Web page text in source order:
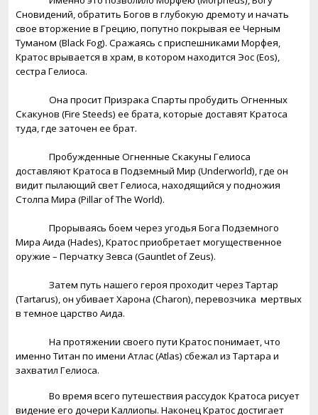
Сновидений, обратить Богов в глубокую дремоту и начать
свое вторжение в Грецию, попутно покрывая ее Черным
Туманом (BlackFog). Сражаясь с приспешниками Морфея,
Кратос врывается в храм, в котором находится Эос (Eos),
сестра Гелиоса.
Она просит Призрака Спарты пробудить Огненных
Скакунов (Fire Steeds) ее брата, которые доставят Кратоса
туда, где заточен ее брат.
Пробужденные Огненные Скакуны Гелиоса
доставляют Кратоса в Подземный Мир (Underworld), где он
видит пылающий свет Гелиоса, находящийся у подножия
Столпа Мира (PillarofThe World).
Прорываясь боем через угодья Бога Подземного
Мира Аида (Hades), Кратос приобретает могущественное
оружие – Перчатку Зевса (Gauntletof Zeus).
Затем путь нашего героя проходит через Тартар
(Tartarus), он убивает Харона (Charon), перевозчика мертвых
в темное царство Аида.
На протяжении своего пути Кратос понимает, что
именно Титан по имени Атлас (Atlas) сбежал из Тартара и
захватил Гелиоса.
Во время всего путешествия рассудок Кратоса рисует
видение его дочери Каллиопы. Наконец Кратос достигает